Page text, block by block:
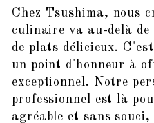
Chez Tsushima, nous
culinaire va au-delà
de plats délicieux.
un point d'honneur à
exceptionnel. Notre
professionnel est là
agréable et sans